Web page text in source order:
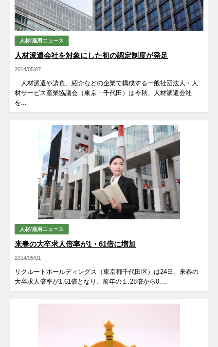
人材/雇用ニュース
人材派遣会社を対象にした初の認定制度が発足
2014/05/07
人材派遣や請負、紹介などの企業で構成する一般社団法人・人
材サービス産業協議会（東京・千代田）は今秋、人材派遣会社
を...
人材/雇用ニュース
来春の大卒求人倍率が1・61倍に増加
2014/05/01
リクルートホールディングス（東京都千代田区）は24日、来春の
大卒求人倍率が1.61倍となり、前年の１.28倍から0....